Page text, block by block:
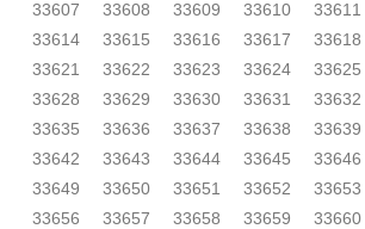
33607
33608 33609 33610 33611
33614
33615 33616 33617 33618
33621
33622 33623 33624 33625
33628
33629 33630 33631 33632
33635
33636 33637 33638 33639
33642
33643 33644 33645 33646
33649
33650 33651 33652 33653
33656
33657 33658 33659 33660